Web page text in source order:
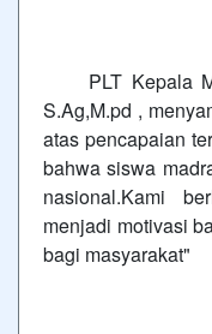
PLT Kepala
S.Ag,M.pd ,
atas pencapaian
bahwa siswa
nasional.Kami
menjadi motivasi
bagi masyarakat"